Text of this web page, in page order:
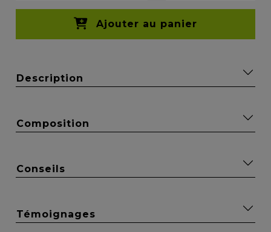
Ajouter au panier
Description
Composition
Conseils
Témoignages